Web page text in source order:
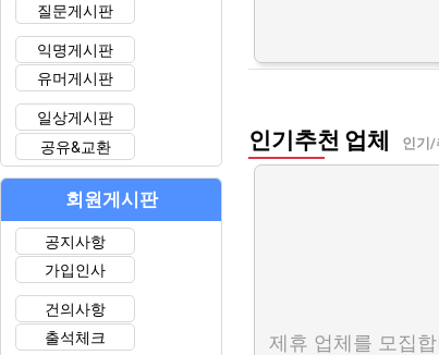
인기추천 업체 인기/
제휴 업체를 모집
질문게시판
익명게시판
유머게시판
일상게시판
공유&교환
회원게시판
공지사항
가입인사
건의사항
출석체크